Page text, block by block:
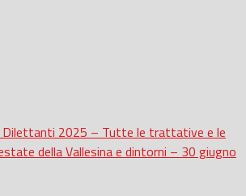
Dilettanti 2025 – Tutte le trattative e le
della Vallesina e dintorni – 30 giugno